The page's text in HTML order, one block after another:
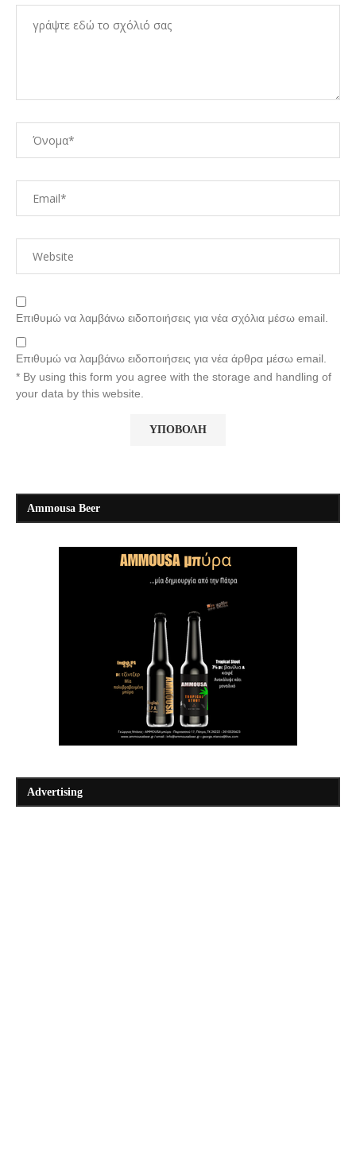
Επιθυμώ να λαμβάνω ειδοποιήσεις για νέα σχόλια μέσω email.
Επιθυμώ να λαμβάνω ειδοποιήσεις για νέα άρθρα μέσω email.
* By using this form you agree with the storage and handling of
your data by this website.
Ammousa Beer
Advertising